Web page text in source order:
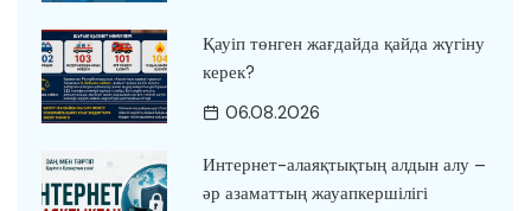
Қауіп төнген жағдайда қайда жүгіну
керек?
06.08.2026
Интернет-алаяқтықтың алдын алу –
әр азаматтың жауапкершілігі